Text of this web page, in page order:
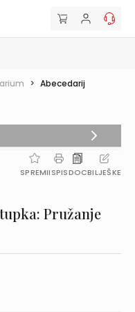
> Abecedarij
SPREMIISPISDOCBILJEŠKE
Pružanje